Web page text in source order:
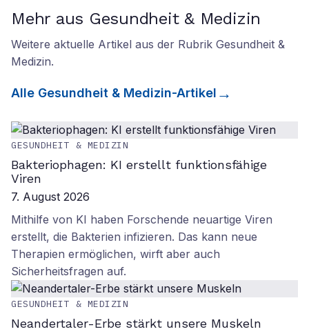
Mehr aus Gesundheit & Medizin
Weitere aktuelle Artikel aus der Rubrik Gesundheit &
Medizin.
Alle Gesundheit & Medizin-Artikel
GESUNDHEIT & MEDIZIN
Bakteriophagen: KI erstellt funktionsfähige
Viren
7. August 2026
Mithilfe von KI haben Forschende neuartige Viren
erstellt, die Bakterien infizieren. Das kann neue
Therapien ermöglichen, wirft aber auch
Sicherheitsfragen auf.
GESUNDHEIT & MEDIZIN
Neandertaler-Erbe stärkt unsere Muskeln